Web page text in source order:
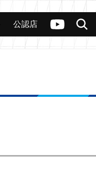
ヴァンガードch
検索
公認店舗 その他
公認店